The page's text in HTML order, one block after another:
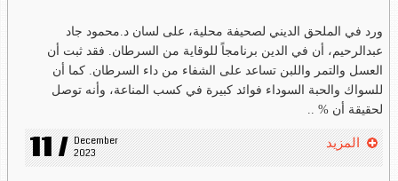
ورد في الملحق الديني لصحيفة محلية، على لسان د.محمود جاد
عبدالرحيم، أن في الدين برنامجاً للوقاية من السرطان. فقد ثبت أن
العسل والتمر واللبن تساعد على الشفاء من داء السرطان. كما أن
للسواك والحبة السوداء فوائد كبيرة في كسب المناعة، وأنه توصل
لحقيقة أن % ..
11 / December
2023
المزيد